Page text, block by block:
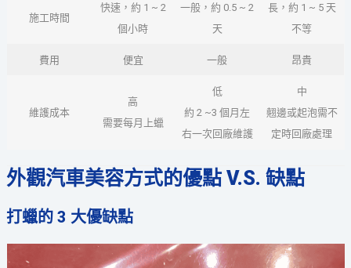
施工時間
快速，約 1 ~ 2
個小時
一般，約 0.5 ~ 2
天
長，約 1 ~ 5 天
不等
費用 便宜 一般 昂貴
維護成本
高
需要每月上蠟
低
約 2 ~3 個月左
右一次回廠維護
中
翹邊或起泡需不
定時回廠處理
外觀汽車美容方式的優點 V.S. 缺點
打蠟的 3 大優缺點